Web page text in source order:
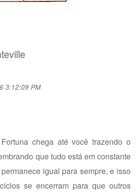
3:12:09 PM
chega até você trazendo o
que tudo está em constante
igual para sempre, e isso
se encerram para que outros